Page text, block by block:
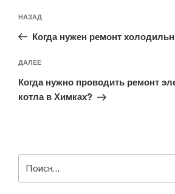
по
записям
Предыдущая
запись:
НАЗАД
Когда нужен ремонт
Следующая
запись
ДАЛЕЕ
Когда нужно проводить ремонт
котла в Химках?